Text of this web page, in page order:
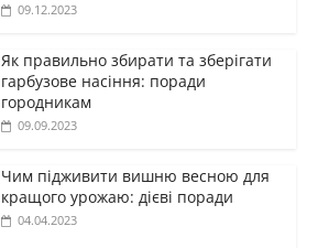
09.12.2023
Як правильно збирати та зберігати
гарбузове насіння: поради
городникам
09.09.2023
Чим підживити вишню весною для
кращого урожаю: дієві поради
04.04.2023